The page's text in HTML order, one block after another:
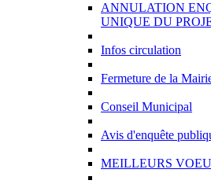
ANNULATION
UNIQUE DU
Infos circulation
Fermeture de la
Conseil Municipal
Avis d'enquête
MEILLEURS